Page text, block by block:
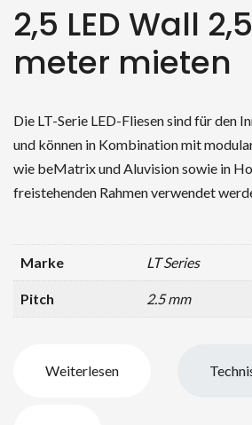
2,5 LED Wall
meter mieten
Die LT-Serie LED-Fliesen sind für den
und können in Kombination mit
wie beMatrix und Aluvision sowie in
freistehenden Rahmen verwendet
Marke LT Series
Pitch 2.5 mm
Weiterlesen